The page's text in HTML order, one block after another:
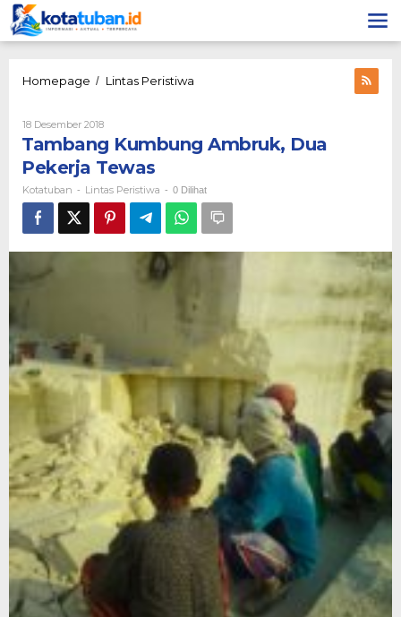
Lewati
ke
konten
Homepage / Lintas Peristiwa
Pekerja
18 Desember 2018Oleh
Kotatuban
Tambang Kumbung Ambruk, Dua
Pekerja Tewas
Kotatuban - Lintas Peristiwa - 0 Dilihat